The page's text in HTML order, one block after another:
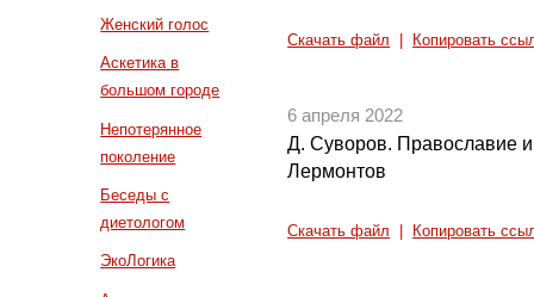
Женский голос
Аскетика в
большом городе
Непотерянное
поколение
Беседы с
диетологом
ЭкоЛогика
Скачать файл Копировать
6 апреля 2022
Д. Суворов. Православие и
Лермонтов
Скачать файл Копировать